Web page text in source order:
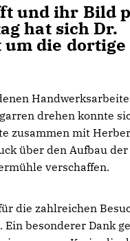
und ihr Bild
hat sich Dr.
um die dortige
drehen konnte
zusammen mit
über den Aufbau
verschaffen.
die zahlreichen
Ein besonderer Dank